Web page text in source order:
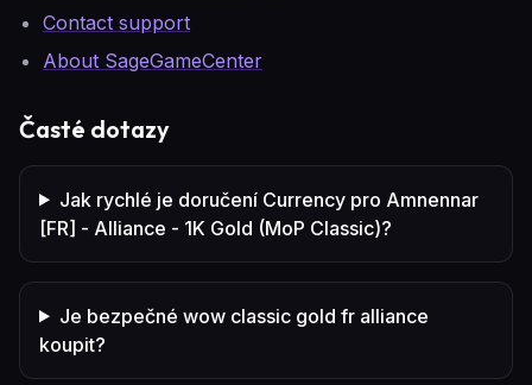
Contact support
About SageGameCenter
Časté dotazy
Jak rychlé je doručení Currency pro Amnennar
[FR] - Alliance - 1K Gold (MoP Classic)?
Je bezpečné wow classic gold fr alliance
koupit?